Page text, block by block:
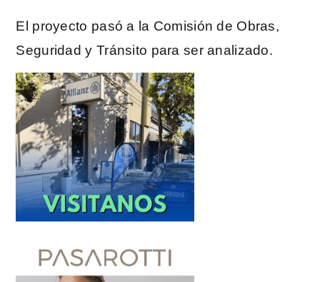
El proyecto pasó a la Comisión de Obras,
Seguridad y Tránsito para ser analizado.